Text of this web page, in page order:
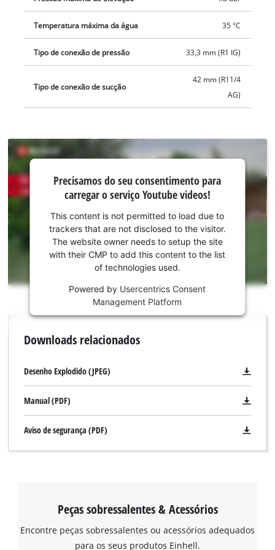
Precisamos do seu consentimento para
Temperatura máxima da água 35 °C
Tipo de conexão de pressão 33,3 mm (R1 IG)
Tipo de conexão de sucção
42 mm (R11/4
AG)
Precisamos do
consentimento
para carregar o
serviço
Youtube!
content
is
permitted
disclosed
Precisamos do seu consentimento para
carregar o serviço Youtube videos!
This content is not permitted to load due to
trackers that are not disclosed to the visitor.
The website owner needs to setup the site
with their CMP to add this content to the list
of technologies used.
Powered by Usercentrics Consent
Management Platform
Downloads relacionados
Desenho Explodido (JPEG)
Manual (PDF)
Aviso de segurança (PDF)
Peças sobressalentes & Acessórios
Encontre peças sobressalentes ou acessórios adequados
para os seus produtos Einhell.